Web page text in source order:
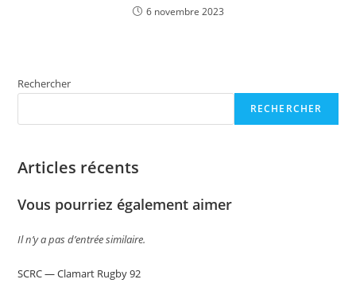
6 novembre 2023
Rechercher
RECHERCHER
Articles récents
Vous pourriez également aimer
Il n’y a pas d’entrée similaire.
SCRC — Clamart Rugby 92